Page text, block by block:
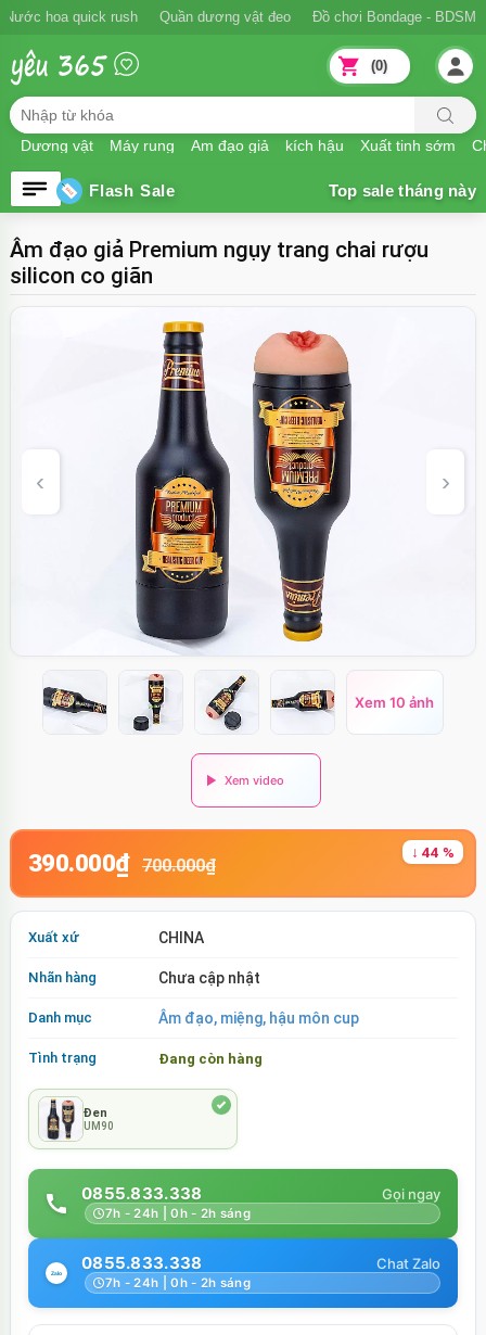
Ngăn xuất tinh sớm Nước hoa quick rush Quần dương vật đeo Đồ
Dương vật Máy rung Âm đạo giả kích hậu Xuất tinh sớm
(0)
Flash Sale
Âm đạo giả Premium ngụy trang chai rượu
silicon co giãn
Xem 10 ảnh
390.000₫ 700.000₫
↓ 44 %
Xuất xứ CHINA
Nhãn hàng Chưa cập nhật
Danh mục Âm đạo, miệng, hậu môn cup
Tình trạng Đang còn hàng
Đen
UM90
0855.833.338
7h - 24h | 0h - 2h sáng
0855.833.338
7h - 24h | 0h - 2h sáng